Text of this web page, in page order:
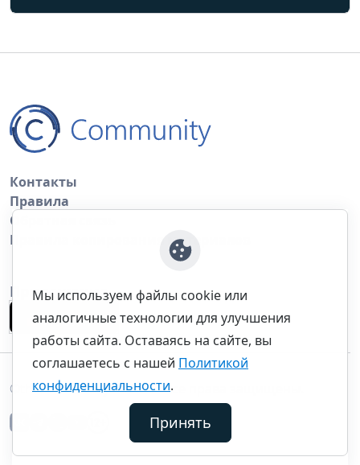
Контакты
Правила
Обратная связь
Правила копирования материалов
Приложение
©thecommunity.ru 2026. Все права защищены.
Мы используем файлы cookie или
аналогичные технологии для улучшения
работы сайта. Оставаясь на сайте, вы
соглашаетесь с нашей Политикой
конфиденциальности.
Принять